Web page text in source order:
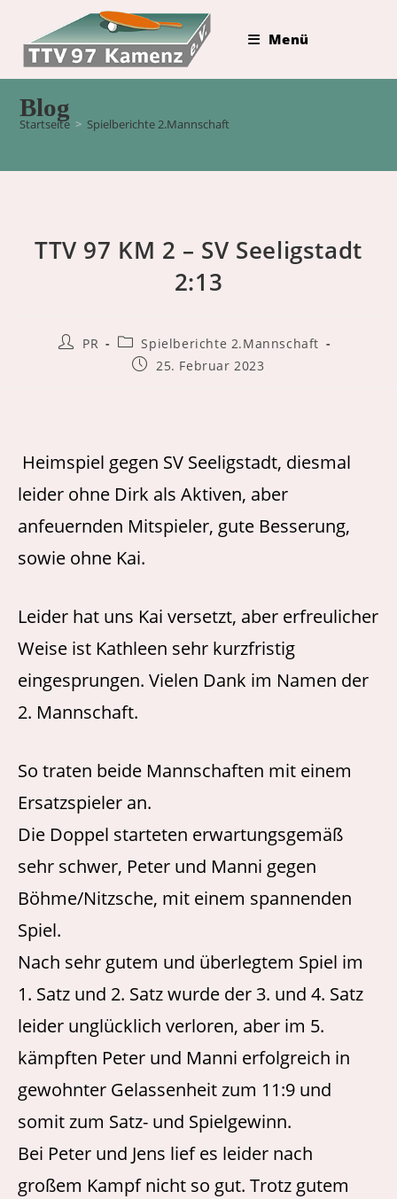
springen
Menü
Blog
Startseite > Spielberichte 2.Mannschaft
TTV 97 KM 2 – SV Seeligstadt
2:13
Beitrags-
PR
Beitrags-
Kategorie:
Spielberichte 2.Mannschaft
Beitrag25. Februar 2023
Heimspiel gegen SV Seeligstadt, diesmal
leider ohne Dirk als Aktiven, aber
anfeuernden Mitspieler, gute Besserung,
sowie ohne Kai.
Leider hat uns Kai versetzt, aber erfreulicher
Weise ist Kathleen sehr kurzfristig
eingesprungen. Vielen Dank im Namen der
2. Mannschaft.
So traten beide Mannschaften mit einem
Ersatzspieler an.
Die Doppel starteten erwartungsgemäß
sehr schwer, Peter und Manni gegen
Böhme/Nitzsche, mit einem spannenden
Spiel.
Nach sehr gutem und überlegtem Spiel im
1. Satz und 2. Satz wurde der 3. und 4. Satz
leider unglücklich verloren, aber im 5.
kämpften Peter und Manni erfolgreich in
gewohnter Gelassenheit zum 11:9 und
somit zum Satz- und Spielgewinn.
Bei Peter und Jens lief es leider nach
großem Kampf nicht so gut. Trotz gutem